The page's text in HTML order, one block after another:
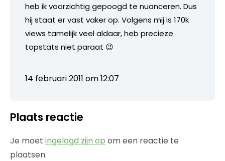
heb ik voorzichtig gepoogd te nuanceren. Dus
hij staat er vast vaker op. Volgens mij is 170k
views tamelijk veel aldaar, heb precieze
topstats niet paraat 😉
14 februari 2011 om 12:07
Plaats reactie
Je moet ingelogd zijn op om een reactie te
plaatsen.